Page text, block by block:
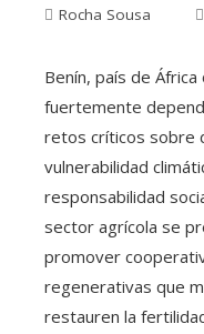
Rocha Sousa
Benín, país de
fuertemente
retos críticos sobre
vulnerabilidad
responsabilidad
sector agrícola se
promover
regenerativas que
restauren la